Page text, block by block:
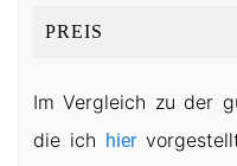
PREIS
Im Vergleich zu der
die ich hier